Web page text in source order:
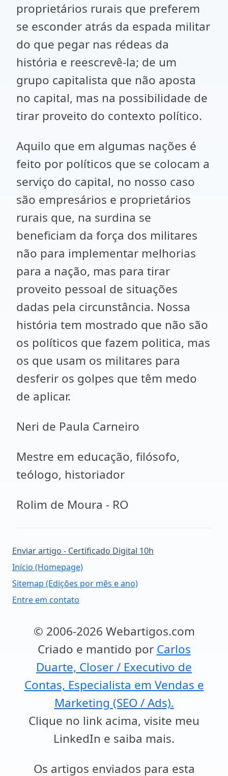
proprietários rurais que preferem
se esconder atrás da espada militar
do que pegar nas rédeas da
história e reescrevê-la; de um
grupo capitalista que não aposta
no capital, mas na possibilidade de
tirar proveito do contexto político.
Aquilo que em algumas nações é
feito por políticos que se colocam a
serviço do capital, no nosso caso
são empresários e proprietários
rurais que, na surdina se
beneficiam da força dos militares
não para implementar melhorias
para a nação, mas para tirar
proveito pessoal de situações
dadas pela circunstância. Nossa
história tem mostrado que não são
os políticos que fazem politica, mas
os que usam os militares para
desferir os golpes que têm medo
de aplicar.
Neri de Paula Carneiro
Mestre em educação, filósofo,
teólogo, historiador
Rolim de Moura - RO
Enviar artigo - Certificado Digital 10h
Início (Homepage)
Sitemap (Edições por mês e ano)
Entre em contato
© 2006-2026 Webartigos.com
Criado e mantido por Carlos
Duarte, Closer / Executivo de
Contas, Especialista em Vendas e
Marketing (SEO / Ads).
Clique no link acima, visite meu
LinkedIn e saiba mais.
Os artigos enviados para esta